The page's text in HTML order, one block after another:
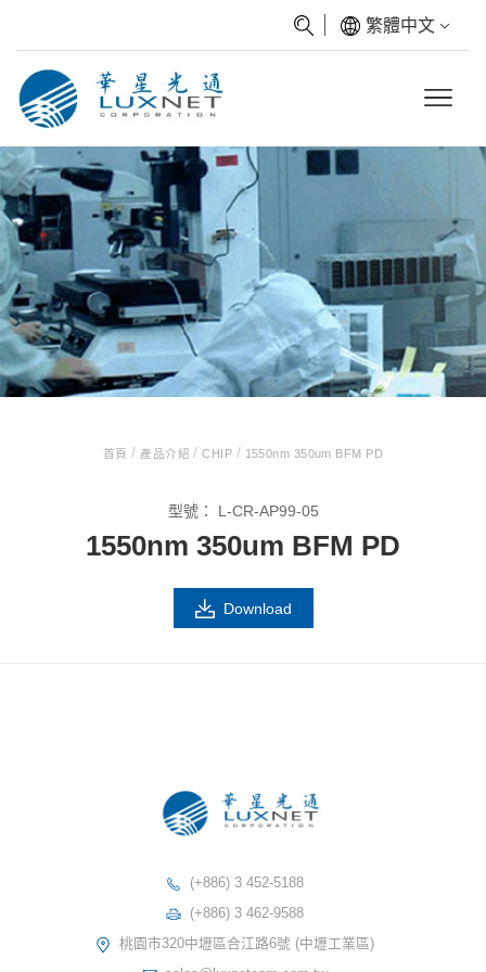
繁體中文
首頁/ 產品介紹/ CHIP / 1550nm 350um BFM PD
型號： L-CR-AP99-05
1550nm 350um BFM PD
Download
(+886) 3 452-5188
(+886) 3 462-9588
桃園市320中壢區合江路6號 (中壢工業區)